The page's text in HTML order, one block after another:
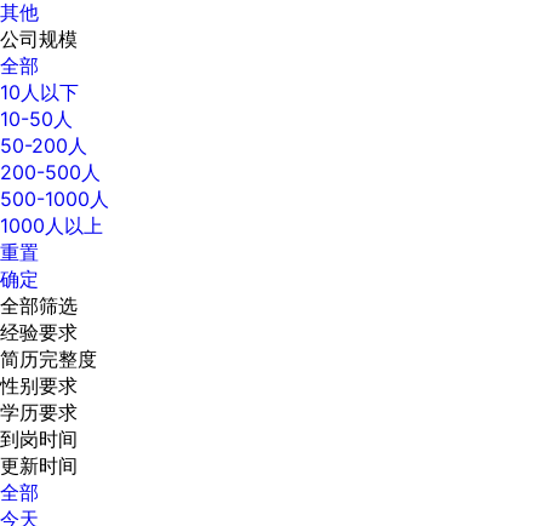
其他
公司规模
全部
10人以下
10-50人
50-200人
200-500人
500-1000人
1000人以上
重置
确定
全部筛选
经验要求
简历完整度
性别要求
学历要求
到岗时间
更新时间
全部
今天